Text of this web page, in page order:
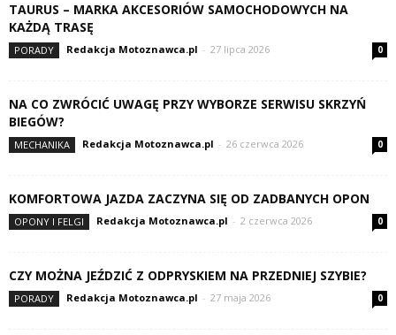
TAURUS – MARKA AKCESORIÓW SAMOCHODOWYCH NA
KAŻDĄ TRASĘ
PORADY Redakcja Motoznawca.pl - 27 lipca 2026 0
NA CO ZWRÓCIĆ UWAGĘ PRZY WYBORZE SERWISU SKRZYŃ
BIEGÓW?
MECHANIKA Redakcja Motoznawca.pl - 26 czerwca 2026 0
KOMFORTOWA JAZDA ZACZYNA SIĘ OD ZADBANYCH OPON
OPONY I FELGI Redakcja Motoznawca.pl - 2 czerwca 2026 0
CZY MOŻNA JEŹDZIĆ Z ODPRYSKIEM NA PRZEDNIEJ SZYBIE?
PORADY Redakcja Motoznawca.pl - 27 maja 2026 0